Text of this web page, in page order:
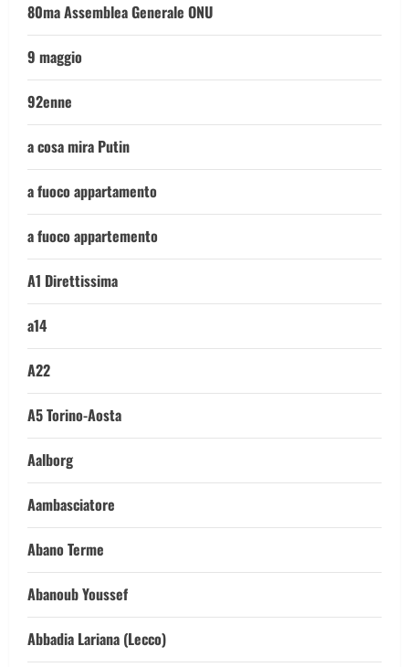
80ma Assemblea Generale ONU
9 maggio
92enne
a cosa mira Putin
a fuoco appartamento
a fuoco appartemento
A1 Direttissima
a14
A22
A5 Torino-Aosta
Aalborg
Aambasciatore
Abano Terme
Abanoub Youssef
Abbadia Lariana (Lecco)